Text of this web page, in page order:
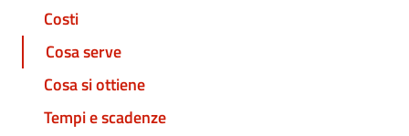
Costi
Cosa serve
Cosa si ottiene
Tempi e scadenze